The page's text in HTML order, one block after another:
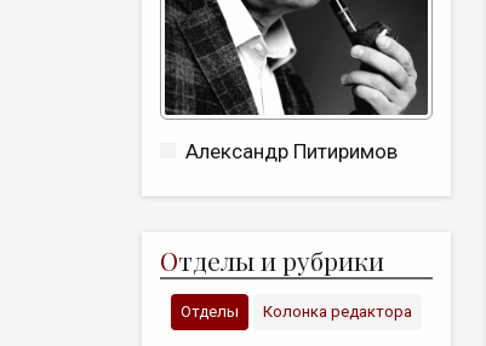
Александр Питиримов
Отделы и рубрики
Отделы Колонка редактора